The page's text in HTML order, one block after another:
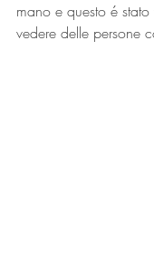
mano e questo é
vedere delle persone